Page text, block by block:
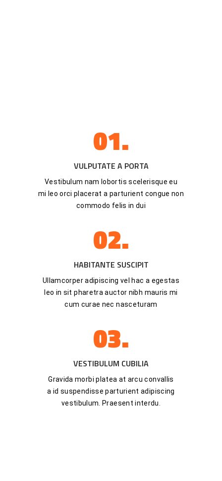
01.
VULPUTATE A PORTA
Vestibulum nam lobortis scelerisque eu
mi leo orci placerat a parturient congue non
commodo felis in dui
02.
HABITANTE SUSCIPIT
Ullamcorper adipiscing vel hac a egestas
leo in sit pharetra auctor nibh mauris mi
cum curae nec nasceturam
03.
VESTIBULUM CUBILIA
Gravida morbi platea at arcu convallis
a id suspendisse parturient adipiscing
vestibulum. Praesent interdu.